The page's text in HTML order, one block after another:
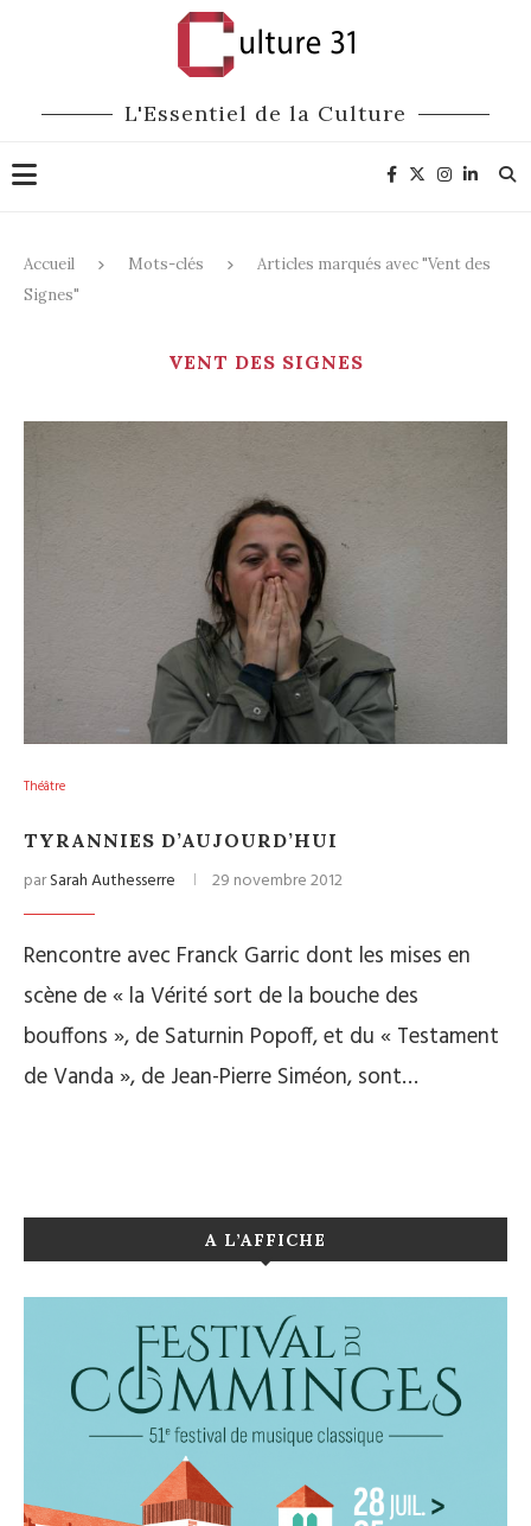
L'Essentiel de la Culture
Accueil Mots-clés
Articles marqués avec "Vent des
Signes"
VENT DES SIGNES
Théâtre
TYRANNIES D’AUJOURD’HUI
parSarah Authesserre 29 novembre 2012
Rencontre avec Franck Garric dont les mises en
scène de « la Vérité sort de la bouche des
bouffons », de Saturnin Popoff, et du « Testament
de Vanda », de Jean-Pierre Siméon, sont…
A L’AFFICHE